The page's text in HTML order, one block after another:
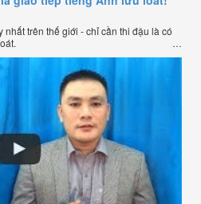
trên thế giới - chỉ cần thi đậu là có